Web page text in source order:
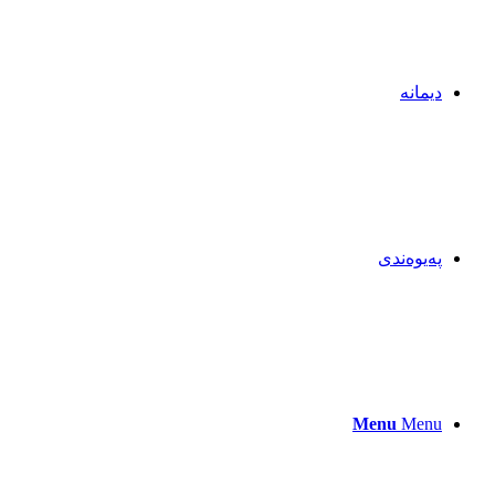
دیمانە
پەیوەندی
Menu Menu